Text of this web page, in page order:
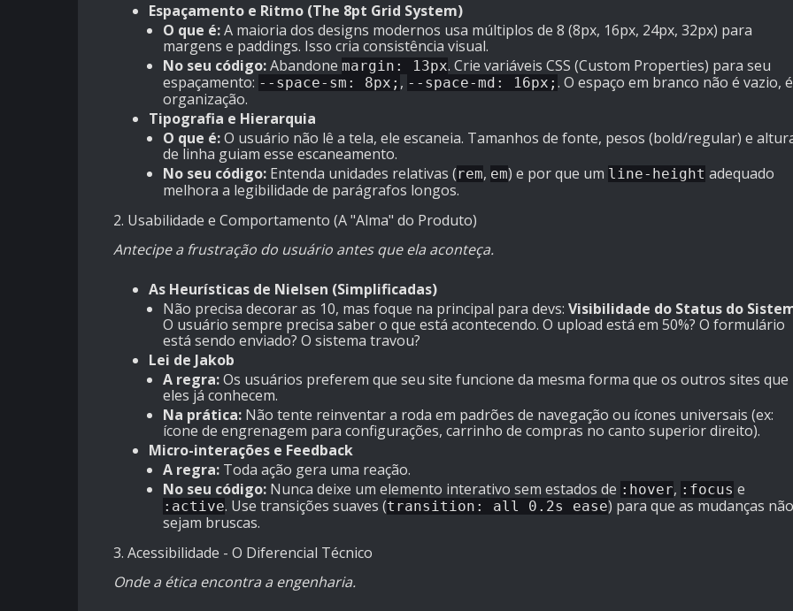
Espaçamento e Ritmo (The 8pt Grid System)
O que é:A maioria dos designs modernos usa múltiplos de 8 (8px, 16px, 24px, 32px) para
margens e paddings. Isso cria consistência visual.
No seu código:Abandone margin: 13px. Crie variáveis CSS (Custom Properties) para seu
espaçamento: --space-sm: 8px; , --space-md: 16px; . O espaço em branco não é vazio, é
organização.
Tipografia e Hierarquia
O que é:O usuário não lê a tela, ele escaneia. Tamanhos de fonte, pesos (bold/regular) e
de linha guiam esse escaneamento.
No seu código: Entenda unidades relativas (rem, em) e por que um line-height adequado
melhora a legibilidade de parágrafos longos.
2. Usabilidade e Comportamento (A "Alma" do Produto)
Antecipe a frustração do usuário antes que ela aconteça.
As Heurísticas de Nielsen (Simplificadas)
Não precisa decorar as 10, mas foque na principal para devs: Visibilidade do Status do
O usuário sempre precisa saber o que está acontecendo. O upload está em 50%? O formulário
está sendo enviado? O sistema travou?
Lei de Jakob
A regra:Os usuários preferem que seu site funcione da mesma forma que os outros sites que
eles já conhecem.
Na prática: Não tente reinventar a roda em padrões de navegação ou ícones universais (ex:
ícone de engrenagem para configurações, carrinho de compras no canto superior direito).
Micro-interações e Feedback
A regra: Toda ação gera uma reação.
No seu código: Nunca deixe um elemento interativo sem estados de :hover, :focus e
:active. Use transições suaves (transition: all 0.2s ease) para que as mudanças não
sejam bruscas.
3. Acessibilidade - O Diferencial Técnico
Onde a ética encontra a engenharia.